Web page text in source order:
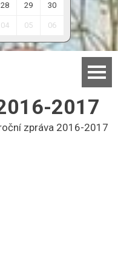
28 29 30
04 05 06
2017
zpráva 2016-2017